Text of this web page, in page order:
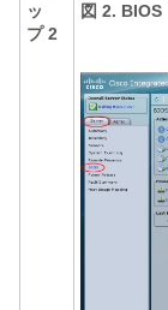
ッ
プ 2
図 2. BIOS